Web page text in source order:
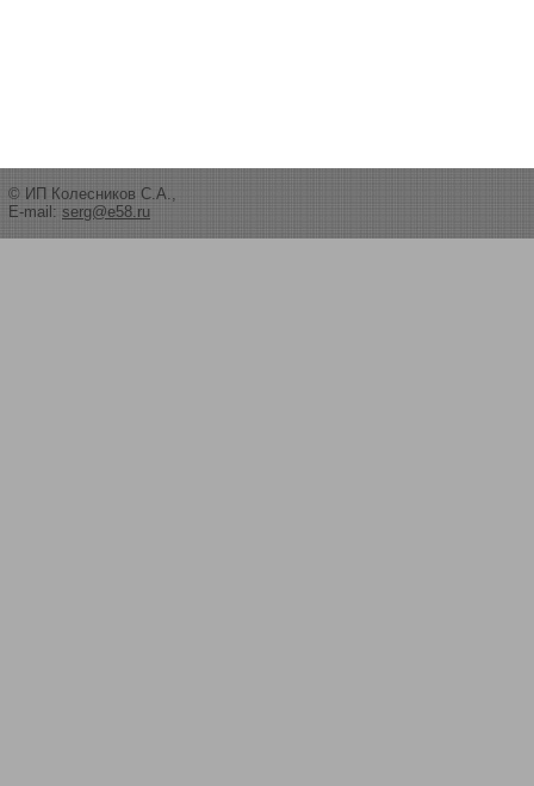
© ИП Колесников С.А.,
E-mail: serg@e58.ru